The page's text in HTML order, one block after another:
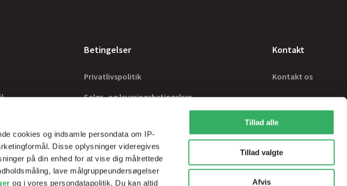
cookies og indsamle persondata om IP-
Disse oplysninger videregives
på din enhed for at vise dig målrettede
lave målgruppeundersøgelser
og i vores persondatapolitik. Du kan altid
Tillad alle
Tillad valgte
Afvis
Betingelser
Privatlivspolitik
Salgs- og leveringsbetingelser
Kontakt
Kontakt os